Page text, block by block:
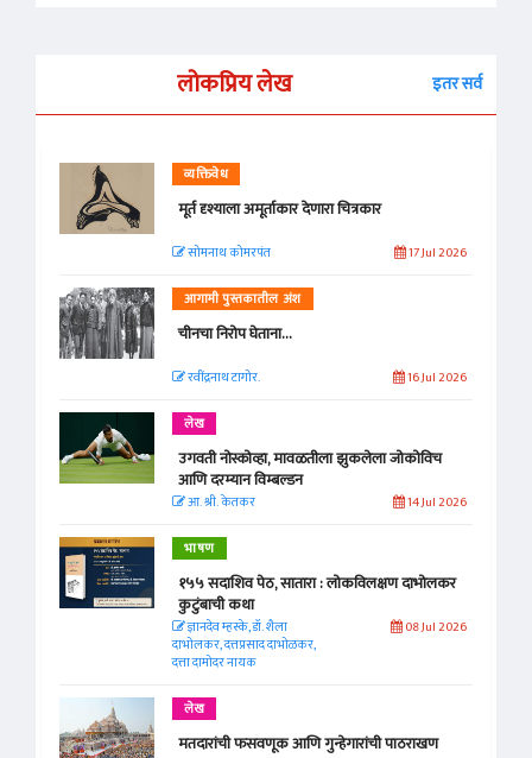
लोकप्रिय लेख इतर सर्व
व्यक्तिवेध
मूर्त दृश्याला अमूर्ताकार देणारा चित्रकार
सोमनाथ कोमरपंत 17 Jul 2026
आगामी पुस्तकातील अंश
चीनचा निरोप घेताना...
रवींद्रनाथ टागोर. 16 Jul 2026
लेख
उगवती नोस्कोव्हा, मावळतीला झुकलेला जोकोविच
आणि दरम्यान विम्बल्डन
आ. श्री. केतकर 14 Jul 2026
भाषण
१५५ सदाशिव पेठ, सातारा : लोकविलक्षण दाभोलकर
कुटुंबाची कथा
ज्ञानदेव म्हस्के, डॉ. शैला
दाभोलकर, दत्तप्रसाद दाभोळकर,
दत्ता दामोदर नायक
08 Jul 2026
लेख
मतदारांची फसवणूक आणि गुन्हेगारांची पाठराखण